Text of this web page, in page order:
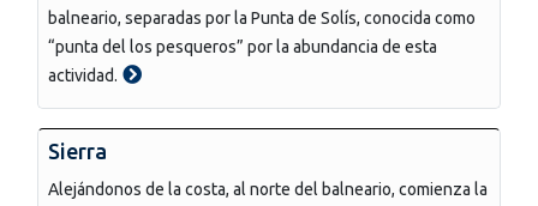
balneario, separadas por la Punta de Solís, conocida como
“punta del los pesqueros” por la abundancia de esta
actividad.
Sierra
Alejándonos de la costa, al norte del balneario, comienza la